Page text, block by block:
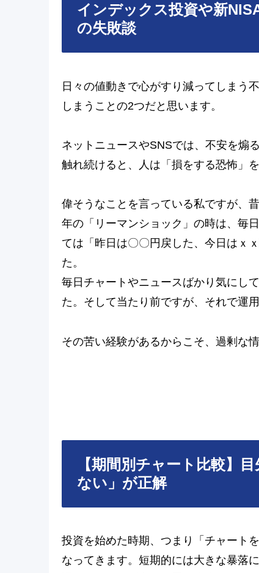
インデックス投資や新
の失敗談
日々の値動きで心がすり減ってしまう
しまうことの2つだと思います。
ネットニュースやSNSでは、不安を煽
触れ続けると、人は「損をする恐怖」
偉そうなことを言っている私ですが、
年の「リーマンショック」の時は、毎
ては「昨日は〇〇円戻した、今日はｘ
た。
毎日チャートやニュースばかり気にし
た。そして当たり前ですが、それで運
その苦い経験があるからこそ、過剰な
【期間別チャート比較】
ない」が正解
投資を始めた時期、つまり「チャート
なってきます。短期的には大きな暴落